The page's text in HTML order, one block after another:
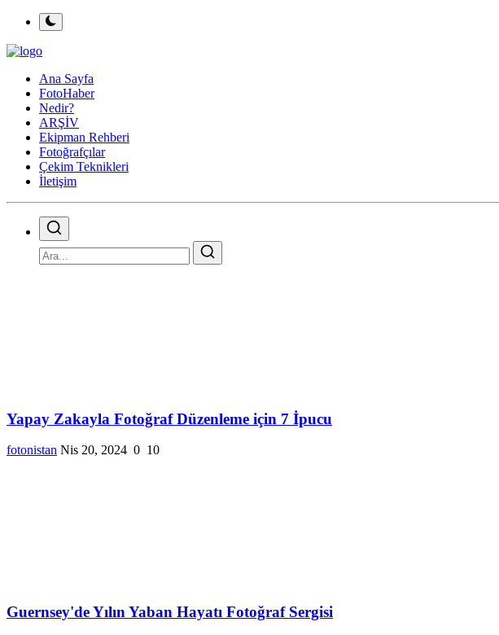
Ana Sayfa
FotoHaber
Nedir?
ARŞİV
Ekipman Rehberi
Fotoğrafçılar
Çekim Teknikleri
İletişim
Yapay Zakayla Fotoğraf Düzenleme için 7 İpucu
fotonistan Nis 20, 2024 0 10
Guernsey'de Yılın Yaban Hayatı Fotoğraf Sergisi